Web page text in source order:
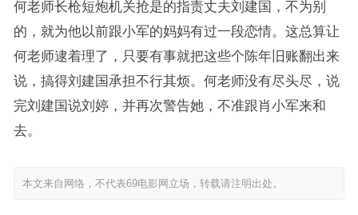
何老师长枪短炮机关抢是的指责丈夫刘建国，不为别
的，就为他以前跟小军的妈妈有过一段恋情。这总算让
何老师逮着理了，只要有事就把这些个陈年旧账翻出来
说，搞得刘建国承担不行其烦。何老师没有尽头尽，说
完刘建国说刘婷，并再次警告她，不准跟肖小军来和
去。
本文来自网络，不代表69电影网立场，转载请注明出处。